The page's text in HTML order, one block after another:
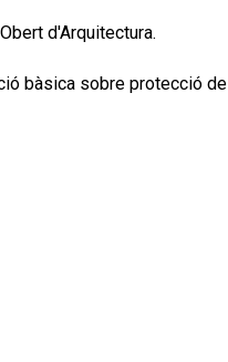
d'Arquitectura.
bàsica sobre protecció de